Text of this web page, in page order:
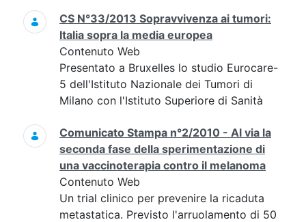
CS N°33/2013 Sopravvivenza ai tumori:
Italia sopra la media europea
Contenuto Web
Presentato a Bruxelles lo studio Eurocare-
5 dell'Istituto Nazionale dei Tumori di
Milano con l'Istituto Superiore di Sanità
Comunicato Stampa n°2/2010 - Al via la
seconda fase della sperimentazione di
una vaccinoterapia contro il melanoma
Contenuto Web
Un trial clinico per prevenire la ricaduta
metastatica. Previsto l'arruolamento di 50